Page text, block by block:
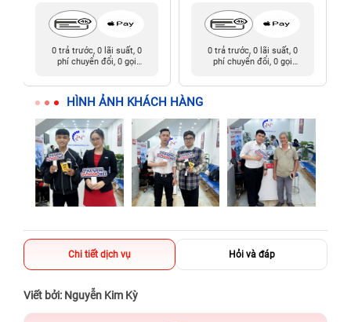
0 trả trước, 0 lãi suất, 0
phí chuyển đổi, 0 gọi
0 trả trước, 0 lãi suất, 0
phí chuyển đổi, 0 gọi
HÌNH ẢNH KHÁCH HÀNG
Chi tiết dịch vụ Hỏi và đáp
Viết bởi: Nguyễn Kim Kỳ